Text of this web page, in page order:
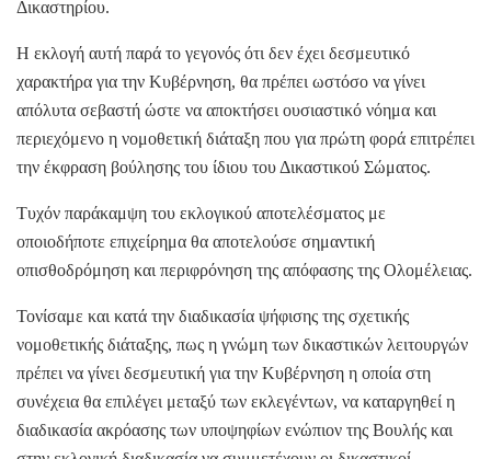
Δικαστηρίου.
Η εκλογή αυτή παρά το γεγονός ότι δεν έχει δεσμευτικό
χαρακτήρα για την Κυβέρνηση, θα πρέπει ωστόσο να γίνει
απόλυτα σεβαστή ώστε να αποκτήσει ουσιαστικό νόημα και
περιεχόμενο η νομοθετική διάταξη που για πρώτη φορά επιτρέπει
την έκφραση βούλησης του ίδιου του Δικαστικού Σώματος.
Τυχόν παράκαμψη του εκλογικού αποτελέσματος με
οποιοδήποτε επιχείρημα θα αποτελούσε σημαντική
οπισθοδρόμηση και περιφρόνηση της απόφασης της Ολομέλειας.
Τονίσαμε και κατά την διαδικασία ψήφισης της σχετικής
νομοθετικής διάταξης, πως η γνώμη των δικαστικών λειτουργών
πρέπει να γίνει δεσμευτική για την Κυβέρνηση η οποία στη
συνέχεια θα επιλέγει μεταξύ των εκλεγέντων, να καταργηθεί η
διαδικασία ακρόασης των υποψηφίων ενώπιον της Βουλής και